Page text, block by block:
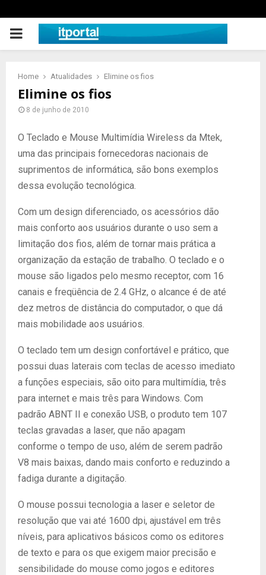
PRIMARY
Home Atualidades Elimine os fios
Elimine os fios
8 de junho de 2010
O Teclado e Mouse Multimídia Wireless da Mtek,
uma das principais fornecedoras nacionais de
suprimentos de informática, são bons exemplos
dessa evolução tecnológica.
Com um design diferenciado, os acessórios dão
mais conforto aos usuários durante o uso sem a
limitação dos fios, além de tornar mais prática a
organização da estação de trabalho. O teclado e o
mouse são ligados pelo mesmo receptor, com 16
canais e freqüência de 2.4 GHz, o alcance é de até
dez metros de distância do computador, o que dá
mais mobilidade aos usuários.
O teclado tem um design confortável e prático, que
possui duas laterais com teclas de acesso imediato
a funções especiais, são oito para multimídia, três
para internet e mais três para Windows. Com
padrão ABNT II e conexão USB, o produto tem 107
teclas gravadas a laser, que não apagam
conforme o tempo de uso, além de serem padrão
V8 mais baixas, dando mais conforto e reduzindo a
fadiga durante a digitação.
O mouse possui tecnologia a laser e seletor de
resolução que vai até 1600 dpi, ajustável em três
níveis, para aplicativos básicos como os editores
de texto e para os que exigem maior precisão e
sensibilidade do mouse como jogos e editores